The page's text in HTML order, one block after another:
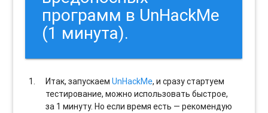
программ в UnHackMe
(1 минута).
Итак, запускаемUnHackMe, и сразу стартуем
тестирование, можно использовать быстрое,
за 1 минуту. Но если время есть — рекомендую